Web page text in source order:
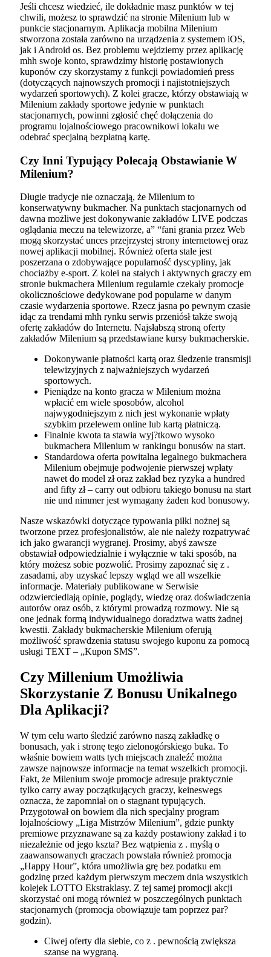
Jeśli chcesz wiedzieć, ile dokładnie masz punktów w tej
chwili, możesz to sprawdzić na stronie Milenium lub w
punkcie stacjonarnym. Aplikacja mobilna Milenium
stworzona została zarówno na urządzenia z systemem iOS,
jak i Android os. Bez problemu wejdziemy przez aplikację
mhh swoje konto, sprawdzimy historię postawionych
kuponów czy skorzystamy z funkcji powiadomień press
(dotyczących najnowszych promocji i najistotniejszych
wydarzeń sportowych). Z kolei gracze, którzy obstawiają w
Milenium zakłady sportowe jedynie w punktach
stacjonarnych, powinni zgłosić chęć dołączenia do
programu lojalnościowego pracownikowi lokalu we
odebrać specjalną bezpłatną kartę.
Czy Inni Typujący Polecają Obstawianie W
Milenium?
Długie tradycje nie oznaczają, że Milenium to
konserwatywny bukmacher. Na punktach stacjonarnych od
dawna możliwe jest dokonywanie zakładów LIVE podczas
oglądania meczu na telewizorze, a” “fani grania przez Web
mogą skorzystać unces przejrzystej strony internetowej oraz
nowej aplikacji mobilnej. Również oferta stale jest
poszerzana o zdobywające popularność dyscypliny, jak
chociażby e-sport. Z kolei na stałych i aktywnych graczy em
stronie bukmachera Milenium regularnie czekały promocje
okolicznościowe dedykowane pod popularne w danym
czasie wydarzenia sportowe. Rzecz jasna po pewnym czasie
idąc za trendami mhh rynku serwis przeniósł także swoją
ofertę zakładów do Internetu. Najsłabszą stroną oferty
zakładów Milenium są przedstawiane kursy bukmacherskie.
Dokonywanie płatności kartą oraz śledzenie transmisji
telewizyjnych z najważniejszych wydarzeń
sportowych.
Pieniądze na konto gracza w Milenium można
wpłacić em wiele sposobów, alcohol
najwygodniejszym z nich jest wykonanie wpłaty
szybkim przelewem online lub kartą płatniczą.
Finalnie kwota ta stawia wyj?tkowo wysoko
bukmachera Milenium w rankingu bonusów na start.
Standardowa oferta powitalna legalnego bukmachera
Milenium obejmuje podwojenie pierwszej wpłaty
nawet do model zł oraz zakład bez ryzyka a hundred
and fifty zł – carry out odbioru takiego bonusu na start
nie und nimmer jest wymagany żaden kod bonusowy.
Nasze wskazówki dotyczące typowania piłki nożnej są
tworzone przez profesjonalistów, ale nie należy rozpatrywać
ich jako gwarancji wygranej. Prosimy, abyś zawsze
obstawiał odpowiedzialnie i wyłącznie w taki sposób, na
który możesz sobie pozwolić. Prosimy zapoznać się z .
zasadami, aby uzyskać lepszy wgląd we all wszelkie
informacje. Materiały publikowane w Serwisie
odzwierciedlają opinie, poglądy, wiedzę oraz doświadczenia
autorów oraz osób, z którymi prowadzą rozmowy. Nie są
one jednak formą indywidualnego doradztwa watts żadnej
kwestii. Zakłady bukmacherskie Milenium oferują
możliwość sprawdzenia statusu swojego kuponu za pomocą
usługi TEXT – „Kupon SMS”.
Czy Millenium Umożliwia
Skorzystanie Z Bonusu Unikalnego
Dla Aplikacji?
W tym celu warto śledzić zarówno naszą zakładkę o
bonusach, yak i stronę tego zielonogórskiego buka. To
właśnie bowiem watts tych miejscach znaleźć można
zawsze najnowsze informacje na temat wszelkich promocji.
Fakt, że Milenium swoje promocje adresuje praktycznie
tylko carry away początkujących graczy, keineswegs
oznacza, że zapomniał on o stagnant typujących.
Przygotował on bowiem dla nich specjalny program
lojalnościowy „Liga Mistrzów Milenium”, gdzie punkty
premiowe przyznawane są za każdy postawiony zakład i to
niezależnie od jego kszta? Bez wątpienia z . myślą o
zaawansowanych graczach powstała również promocja
„Happy Hour”, która umożliwia grę bez podatku em
godzinę przed każdym pierwszym meczem dnia wszystkich
kolejek LOTTO Ekstraklasy. Z tej samej promocji akcji
skorzystać oni mogą również w poszczególnych punktach
stacjonarnych (promocja obowiązuje tam poprzez par?
godzin).
Ciwej oferty dla siebie, co z . pewnością zwiększa
szanse na wygraną.